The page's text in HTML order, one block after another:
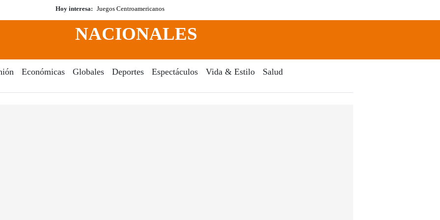
Hoy interesa: Juegos Centroamericanos
Search
NACIONALES
Económicas Globales Deportes Espectáculos Vida & Estilo Salud